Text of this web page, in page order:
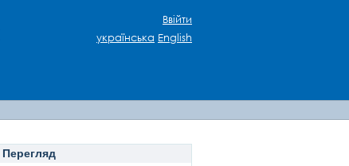
Ввійти
українська English
Перегляд